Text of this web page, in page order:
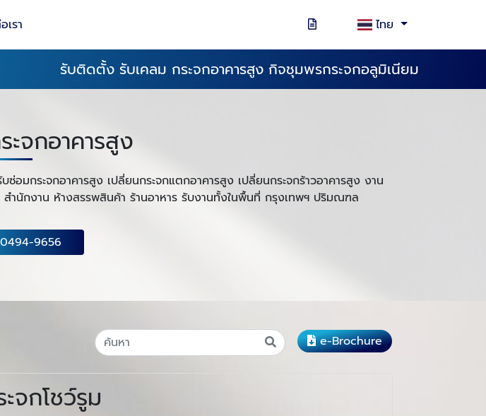
เรา ไทย
รับติดตั้ง รับเคลม กระจกอาคารสูง กิจชุมพรกระจกอลูมิเนียม
จกอาคารสูง
อมกระจกอาคารสูง เปลี่ยนกระจกแตกอาคารสูง เปลี่ยนกระจกร้าวอาคารสูง งาน
นักงาน ห้างสรรพสินค้า ร้านอาหาร รับงานทั้งในพื้นที่ กรุงเทพฯ ปริมณฑล
9656
e-Brochure
จกโชว์รูม